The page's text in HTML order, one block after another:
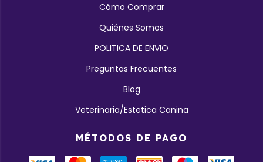
Cómo Comprar
Quiénes Somos
POLITICA DE ENVIO
Preguntas Frecuentes
Blog
Veterinaria/Estetica Canina
MÉTODOS DE PAGO